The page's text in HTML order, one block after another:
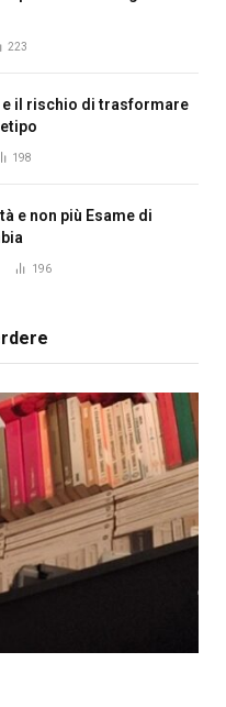
223
e il rischio di trasformare
198
e non più Esame di
196